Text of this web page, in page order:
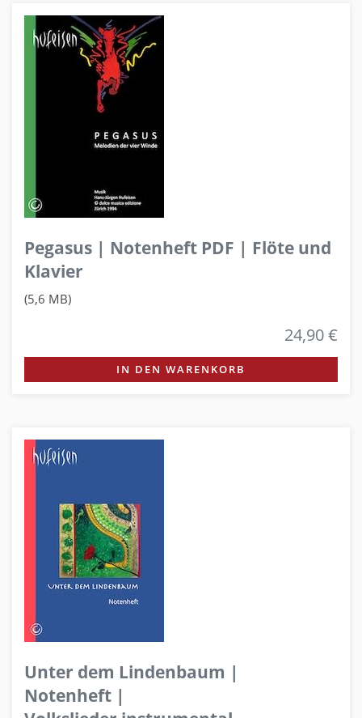
Pegasus | Notenheft PDF | Flöte und
Klavier
(5,6 MB)
24,90 €
IN DEN WARENKORB
Unter dem Lindenbaum |
Notenheft |